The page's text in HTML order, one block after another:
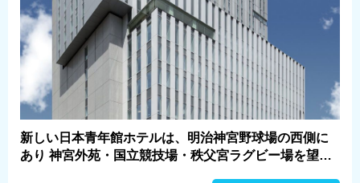
新しい日本青年館ホテルは、明治神宮野球場の西側に
あり 神宮外苑・国立競技場・秩父宮ラグビー場を望み